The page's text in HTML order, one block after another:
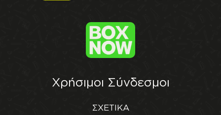
Χρήσιμοι Σύνδεσμοι
ΣΧΕΤΙΚΑ